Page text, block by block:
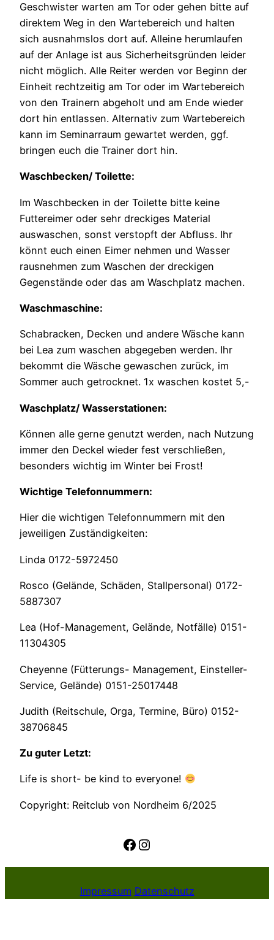
Geschwister warten am Tor oder gehen bitte auf
direktem Weg in den Wartebereich und halten
sich ausnahmslos dort auf. Alleine herumlaufen
auf der Anlage ist aus Sicherheitsgründen leider
nicht möglich. Alle Reiter werden vor Beginn der
Einheit rechtzeitig am Tor oder im Wartebereich
von den Trainern abgeholt und am Ende wieder
dort hin entlassen. Alternativ zum Wartebereich
kann im Seminarraum gewartet werden, ggf.
bringen euch die Trainer dort hin.
Waschbecken/ Toilette:
Im Waschbecken in der Toilette bitte keine
Futtereimer oder sehr dreckiges Material
auswaschen, sonst verstopft der Abfluss. Ihr
könnt euch einen Eimer nehmen und Wasser
rausnehmen zum Waschen der dreckigen
Gegenstände oder das am Waschplatz machen.
Waschmaschine:
Schabracken, Decken und andere Wäsche kann
bei Lea zum waschen abgegeben werden. Ihr
bekommt die Wäsche gewaschen zurück, im
Sommer auch getrocknet. 1x waschen kostet 5,-
Waschplatz/ Wasserstationen:
Können alle gerne genutzt werden, nach Nutzung
immer den Deckel wieder fest verschließen,
besonders wichtig im Winter bei Frost!
Wichtige Telefonnummern:
Hier die wichtigen Telefonnummern mit den
jeweiligen Zuständigkeiten:
Linda 0172-5972450
Rosco (Gelände, Schäden, Stallpersonal) 0172-
5887307
Lea (Hof-Management, Gelände, Notfälle) 0151-
11304305
Cheyenne (Fütterungs- Management, Einsteller-
Service, Gelände) 0151-25017448
Judith (Reitschule, Orga, Termine, Büro) 0152-
38706845
Zu guter Letzt:
Life is short- be kind to everyone!
Copyright: Reitclub von Nordheim 6/2025
Facebook
Instagram
Impressum Datenschutz